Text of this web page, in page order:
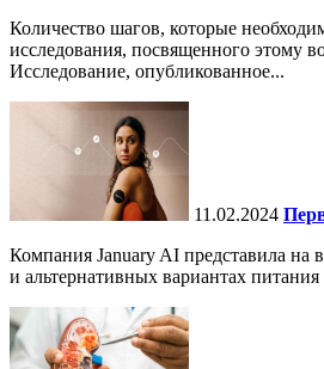
Количество шагов, которые
исследования, посвященного этому
Исследование, опубликованное...
11.02.2024
Компания January AI представила на
и альтернативных вариантах